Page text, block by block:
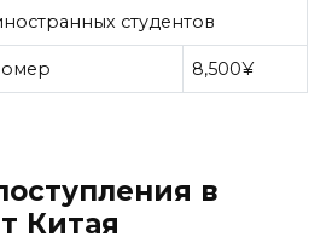
студентов
8,500¥
в
Китая